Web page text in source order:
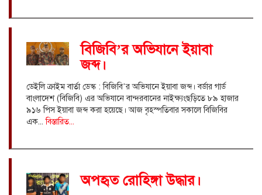
বিজিবি’র অভিযানে ইয়াবা
জব্দ।
ডেইলি ক্রাইম বার্তা ডেস্ক : বিজিবি’র অভিযানে ইয়াবা জব্দ। বর্ডার গার্ড
বাংলাদেশ (বিজিবি) এর অভিযানে বান্দরবানের নাইক্ষ্যংছড়িতে ৮৯ হাজার
৯১৬ পিস ইয়াবা জব্দ করা হয়েছে। আজ বৃহস্পতিবার সকালে বিজিবির
এক...বিস্তারিত...
অপহৃত রোহিঙ্গা উদ্ধার।